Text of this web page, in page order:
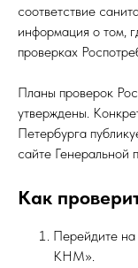
соответствие
информация о том,
проверках
Планы проверок
утверждены.
Петербурга
сайте Генеральной
Как
Перейдите на
КНМ».